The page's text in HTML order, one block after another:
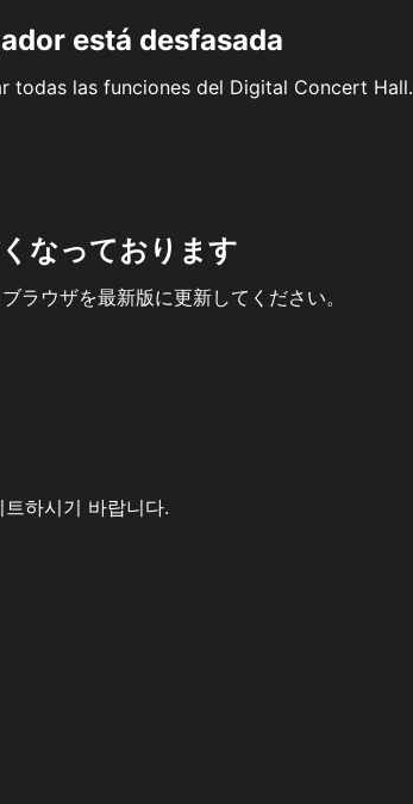
está desfasada
todas las funciones del Digital Concert Hall.
なっております
ラウザを最新版に更新してください。
하시기 바랍니다.